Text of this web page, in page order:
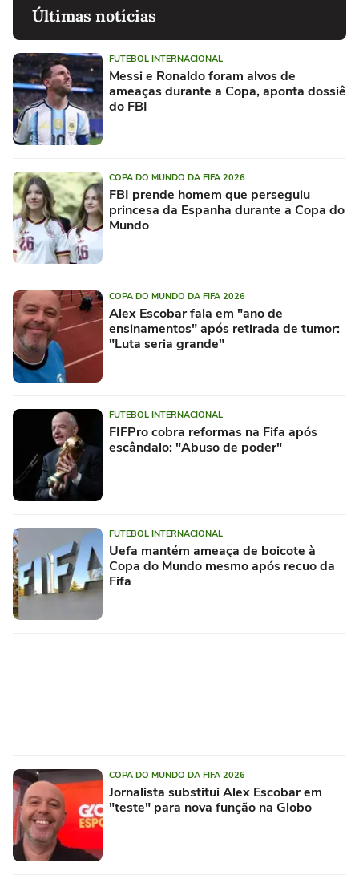
Últimas notícias
FUTEBOL INTERNACIONAL
Messi e Ronaldo foram alvos de
ameaças durante a Copa, aponta dossiê
do FBI
COPA DO MUNDO DA FIFA 2026
FBI prende homem que perseguiu
princesa da Espanha durante a Copa do
Mundo
COPA DO MUNDO DA FIFA 2026
Alex Escobar fala em "ano de
ensinamentos" após retirada de tumor:
"Luta seria grande"
FUTEBOL INTERNACIONAL
FIFPro cobra reformas na Fifa após
escândalo: "Abuso de poder"
FUTEBOL INTERNACIONAL
Uefa mantém ameaça de boicote à
Copa do Mundo mesmo após recuo da
Fifa
COPA DO MUNDO DA FIFA 2026
Jornalista substitui Alex Escobar em
"teste" para nova função na Globo